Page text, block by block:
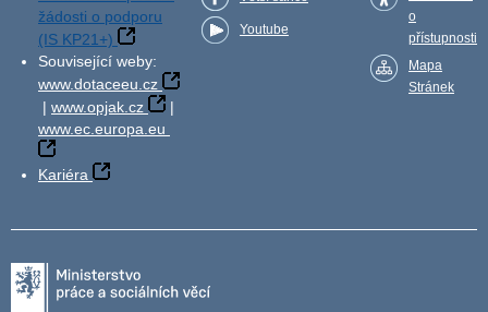
žádosti o podporu
(IS KP21+)
Související weby:
www.dotaceeu.cz
| www.opjak.cz
|
www.ec.europa.eu
Kariéra
Youtube
o
přístupnosti
Mapa
Stránek